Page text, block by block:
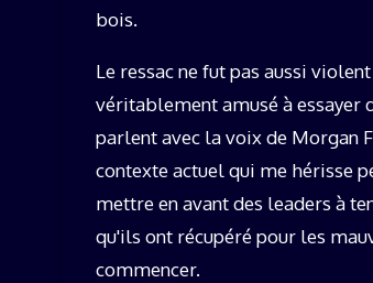
bois.
Le ressac ne fut pas aussi
véritablement amusé à essayer
parlent avec la voix de Morgan
contexte actuel qui me hérisse
mettre en avant des leaders à
qu'ils ont récupéré pour les
commencer.